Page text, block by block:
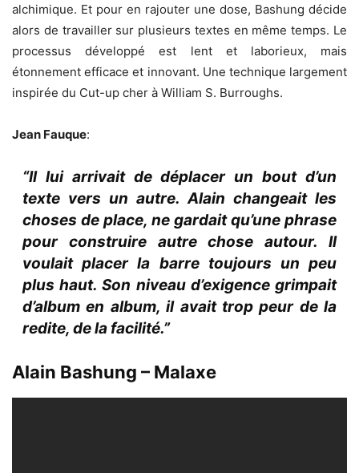
alchimique. Et pour en rajouter une dose, Bashung décide
alors de travailler sur plusieurs textes en même temps. Le
processus développé est lent et laborieux, mais
étonnement efficace et innovant. Une technique largement
inspirée du Cut-up cher à William S. Burroughs.
Jean Fauque:
“Il lui arrivait de déplacer un bout d’un
texte vers un autre. Alain changeait les
choses de place, ne gardait qu’une phrase
pour construire autre chose autour. Il
voulait placer la barre toujours un peu
plus haut. Son niveau d’exigence grimpait
d’album en album, il avait trop peur de la
redite, de la facilité.”
Alain Bashung – Malaxe